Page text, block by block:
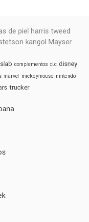
de piel harris tweed
kangol Mayser
complementos d.c disney
marvel mickeymouse nintendo
trucker